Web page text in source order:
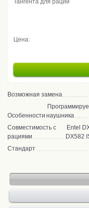
Тангента для рации
Цена:
Возможная замена
Особенности наушника
Совместимость с
рациями
Entel
DX582
Стандарт